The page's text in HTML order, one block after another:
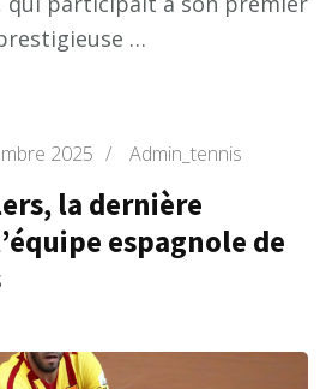
…
2025 / Admin_tennis
la dernière
espagnole de